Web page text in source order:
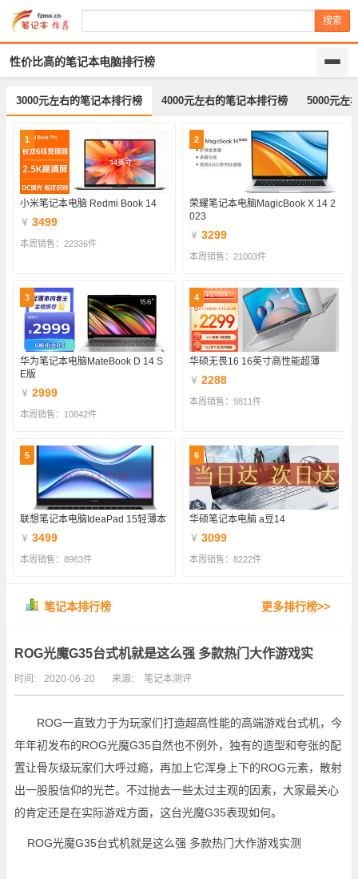
搜索
性价比高的笔记本电脑排行榜
3000元左右的笔记本排行榜 4000元左右的笔记本排行榜 5000元左
1
小米笔记本电脑 Redmi Book 14
￥ 3499
本周销售：22336件
2
荣耀笔记本电脑MagicBook X 14 2
023
￥ 3299
本周销售：21003件
3
华为笔记本电脑MateBook D 14 S
E版
￥ 2999
本周销售：10842件
4
华硕无畏16 16英寸高性能超薄
￥ 2288
本周销售：9811件
5
联想笔记本电脑IdeaPad 15轻薄本
￥ 3499
本周销售：8963件
6
华硕笔记本电脑 a豆14
￥ 3099
本周销售：8222件
笔记本排行榜 更多排行榜>>
ROG光魔G35台式机就是这么强 多款热门大作游戏实
时间: 2020-06-20 来源: 笔记本测评
ROG一直致力于为玩家们打造超高性能的高端游戏台式机，今
年年初发布的ROG光魔G35自然也不例外，独有的造型和夸张的配
置让骨灰级玩家们大呼过瘾，再加上它浑身上下的ROG元素，散射
出一股股信仰的光芒。不过抛去一些太过主观的因素，大家最关心
的肯定还是在实际游戏方面，这台光魔G35表现如何。